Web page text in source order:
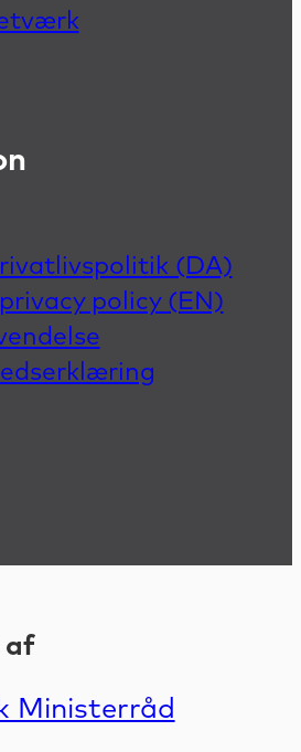
(DA)
policy (EN)
af